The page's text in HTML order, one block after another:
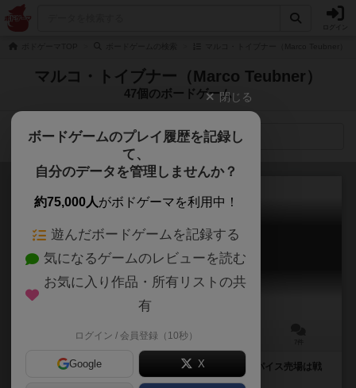
マルコ・トイブナー（Marco Teubner）
47個のボードゲーム
検索メニュー
サフラニート
Safranito
30～45分
チップを投げ入れ、香辛料の購入権を獲得しよう。スパイス売場は戦
閉じる
ボードゲームのプレイ履歴を記録し
て、
自分のデータを管理しませんか？
約75,000人がボドゲーマを利用中！
遊んだボードゲームを記録する
気になるゲームのレビューを読む
お気に入り作品・所有リストの共
有
ログイン / 会員登録（10秒）
Google X